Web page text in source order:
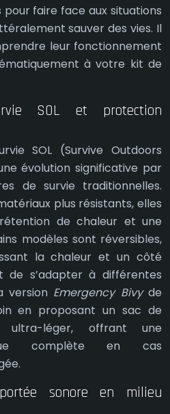
faire face aux situations
sauver des vies. Il
leur fonctionnement
à votre kit de
SOL et protection
SOL (Survive Outdoors
évolution significative par
de survie traditionnelles.
plus résistants, elles
de chaleur et une
modèles sont réversibles,
la chaleur et un côté
de s’adapter à différentes
version Emergency Bivyde
en proposant un sac de
ultra-léger, offrant une
complète en cas
sonore en milieu